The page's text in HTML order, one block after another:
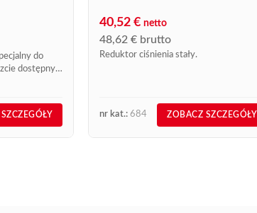
do
dostępny u
40,52 € netto
48,62 € brutto
Reduktor ciśnienia stały.
nr kat.: 684 ZOBACZ SZCZEGÓŁY